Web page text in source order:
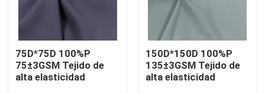
75D*75D 100%P
75±3GSM Tejido de
alta elasticidad
150D*150D 100%P
135±3GSM Tejido de
alta elasticidad